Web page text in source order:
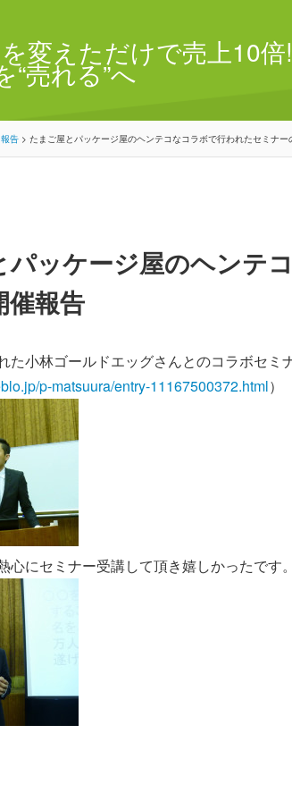
変えただけで売上10
“売れる”へ
告 > たまご屋とパッケージ屋のヘンテコなコラボで行われたセミナー
パッケージ屋のヘンテ
催報告
た小林ゴールドエッグさんとのコラボセミ
p-matsuura/entry-11167500372.html）
心にセミナー受講して頂き嬉しかったです